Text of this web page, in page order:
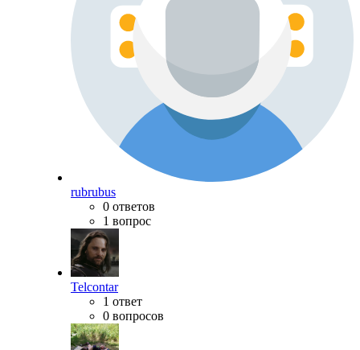
rubrubus
0 ответов
1 вопрос
Telcontar
1 ответ
0 вопросов